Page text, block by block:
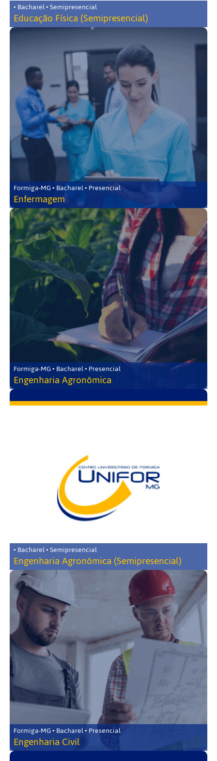
• Bacharel • Semipresencial
Educação Física (Semipresencial)
Formiga-MG • Bacharel • Presencial
Enfermagem
Formiga-MG • Bacharel • Presencial
Engenharia Agronômica
• Bacharel • Semipresencial
Engenharia Agronômica (Semipresencial)
Formiga-MG • Bacharel • Presencial
Engenharia Civil